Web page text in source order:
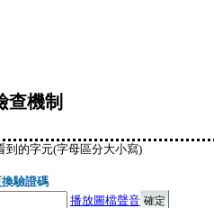
查機制
到的字元(字母區分大小寫)
驗證碼
播放圖檔聲音